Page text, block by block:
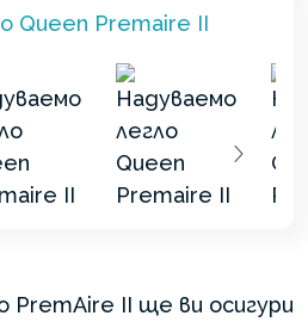
PremAire II ще ви осигури